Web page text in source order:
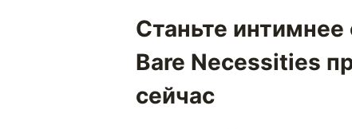
Станьте интимнее
Bare Necessities
сейчас